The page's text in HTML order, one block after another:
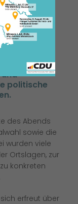
Seeheim-
Ober-
mit
politische
des Abends
sowie die
wurden viele
Ortslagen, zur
konkreten
erfreut über